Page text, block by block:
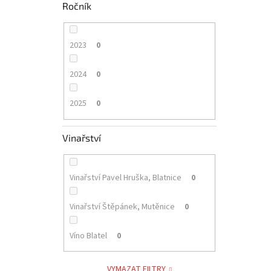
Ročník
2023 0
2024 0
2025 0
Vinařství
Vinařství Pavel Hruška, Blatnice 0
Vinařství Štěpánek, Mutěnice 0
Víno Blatel 0